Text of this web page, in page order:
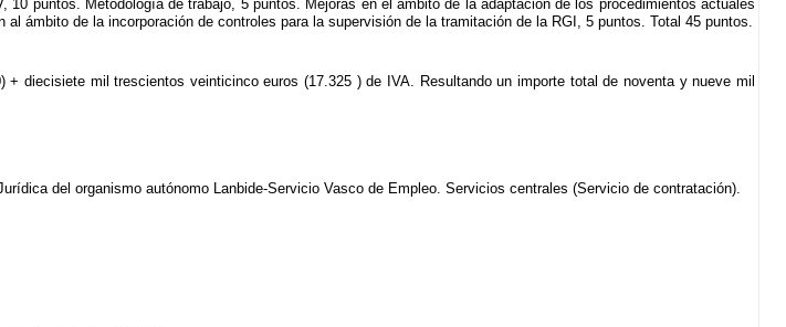
puntos. Metodología de trabajo, 5 puntos. Mejoras en el ámbito de la adaptación de los procedimientos actuales
ámbito de la incorporación de controles para la supervisión de la tramitación de la RGI, 5 puntos. Total 45 puntos.
+ diecisiete mil trescientos veinticinco euros (17.325 ) de IVA. Resultando un importe total de noventa y nueve mil
del organismo autónomo Lanbide-Servicio Vasco de Empleo. Servicios centrales (Servicio de contratación).